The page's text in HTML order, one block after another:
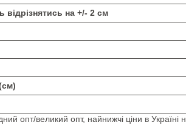
відрізнятись на +/- 2 см
опт/великий опт, найнижчі ціни в